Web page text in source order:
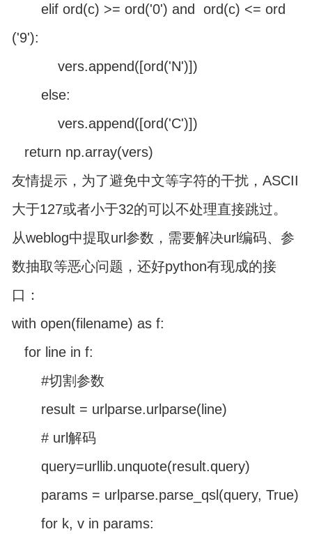
elif ord(c) >= ord('0') and ord(c) <= ord
('9'):
vers.append([ord('N')])
else:
vers.append([ord('C')])
return np.array(vers)
友情提示，为了避免中文等字符的干扰，ASCII
大于127或者小于32的可以不处理直接跳过。
从weblog中提取url参数，需要解决url编码、参
数抽取等恶心问题，还好python有现成的接
口：
with open(filename) as f:
for line in f:
#切割参数
result = urlparse.urlparse(line)
# url解码
query=urllib.unquote(result.query)
params = urlparse.parse_qsl(query, True)
for k, v in params: